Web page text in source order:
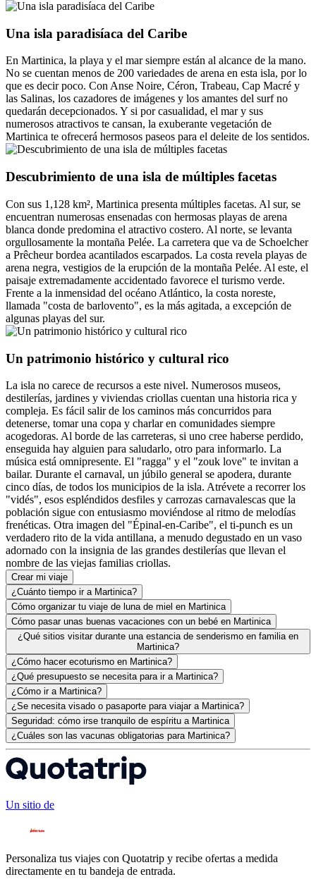
Una isla paradisíaca del Caribe
En Martinica, la playa y el mar siempre están al alcance de la mano.
No se cuentan menos de 200 variedades de arena en esta isla, por lo
que es decir poco. Con Anse Noire, Céron, Trabeau, Cap Macré y
las Salinas, los cazadores de imágenes y los amantes del surf no
quedarán decepcionados. Y si por casualidad, el mar y sus
numerosos atractivos te cansan, la exuberante vegetación de
Martinica te ofrecerá hermosos paseos para el deleite de los sentidos.
Descubrimiento de una isla de múltiples facetas
Con sus 1,128 km², Martinica presenta múltiples facetas. Al sur, se
encuentran numerosas ensenadas con hermosas playas de arena
blanca donde predomina el atractivo costero. Al norte, se levanta
orgullosamente la montaña Pelée. La carretera que va de Schoelcher
a Prêcheur bordea acantilados escarpados. La costa revela playas de
arena negra, vestigios de la erupción de la montaña Pelée. Al este, el
paisaje extremadamente accidentado favorece el turismo verde.
Frente a la inmensidad del océano Atlántico, la costa noreste,
llamada "costa de barlovento", es la más agitada, a excepción de
algunas playas del sur.
Un patrimonio histórico y cultural rico
La isla no carece de recursos a este nivel. Numerosos museos,
destilerías, jardines y viviendas criollas cuentan una historia rica y
compleja. Es fácil salir de los caminos más concurridos para
detenerse, tomar una copa y charlar en comunidades siempre
acogedoras. Al borde de las carreteras, si uno cree haberse perdido,
enseguida hay alguien para saludarlo, otro para informarlo. La
música está omnipresente. El "ragga" y el "zouk love" te invitan a
bailar. Durante el carnaval, un júbilo general se apodera, durante
cinco días, de todos los municipios de la isla. Atrévete a recorrer los
"vidés", esos espléndidos desfiles y carrozas carnavalescas que la
población sigue con entusiasmo moviéndose al ritmo de melodías
frenéticas. Otra imagen del "Épinal-en-Caribe", el ti-punch es un
verdadero rito de la vida antillana, a menudo degustado en un vaso
adornado con la insignia de las grandes destilerías que llevan el
nombre de las viejas familias criollas.
Crear mi viaje
¿Cuánto tiempo ir a Martinica?
Cómo organizar tu viaje de luna de miel en Martinica
Cómo pasar unas buenas vacaciones con un bebé en Martinica
¿Qué sitios visitar durante una estancia de senderismo en familia en
Martinica?
¿Cómo hacer ecoturismo en Martinica?
¿Qué presupuesto se necesita para ir a Martinica?
¿Cómo ir a Martinica?
¿Se necesita visado o pasaporte para viajar a Martinica?
Seguridad: cómo irse tranquilo de espíritu a Martinica
¿Cuáles son las vacunas obligatorias para Martinica?
Un sitio de
Personaliza tus viajes con Quotatrip y recibe ofertas a medida
directamente en tu bandeja de entrada.